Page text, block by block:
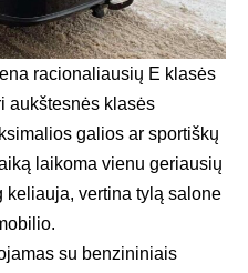
racionaliausių E klasės
aukštesnės klasės
galios ar sportiškų
laikoma vienu geriausių
keliauja, vertina tylą salone
su benzininiais